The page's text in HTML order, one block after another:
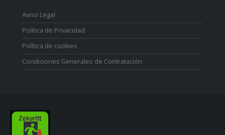
Aviso Legal
Política de Privacidad
Política de cookies
Condiciones Generales de Contratación